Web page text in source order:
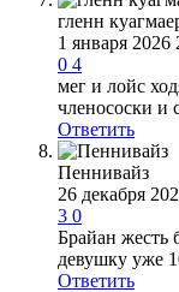
гленн
1 января 2026
0 4
мег и лойс
членососки и
Ответить
Пеннивайз
26 декабря
3 0
Брайан жесть
девушку уже
Ответить